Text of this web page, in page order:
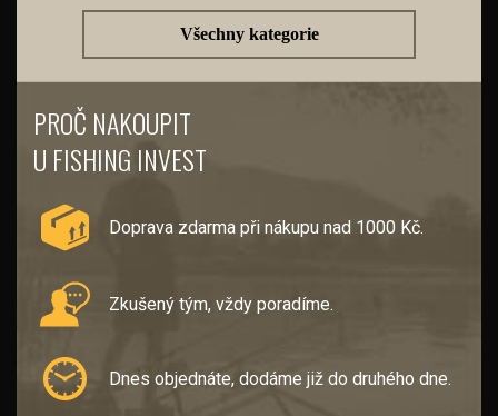
Všechny kategorie
PROČ NAKOUPIT
U FISHING INVEST
Doprava zdarma při nákupu nad 1000 Kč.
Zkušený tým, vždy poradíme.
Dnes objednáte, dodáme již do druhého dne.